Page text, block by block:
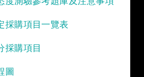
採購項目一覽表
採購項目
圖